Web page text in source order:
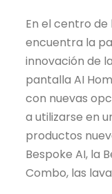
En el centro
encuentra la
innovación de
pantalla AI
con nuevas
a utilizarse en
productos
Bespoke AI, la
Combo, las